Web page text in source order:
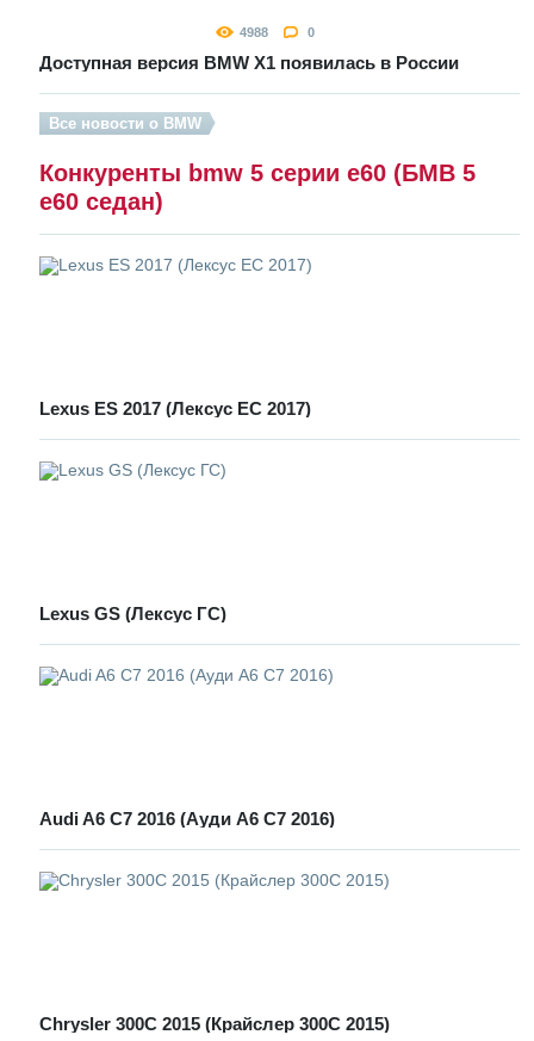
4988 0
Доступная версия BMW X1 появилась в России
Все новости о BMW
Конкуренты bmw 5 серии e60 (БМВ 5
е60 седан)
Lexus ES 2017 (Лексус ЕС 2017)
Lexus GS (Лексус ГС)
Audi A6 C7 2016 (Ауди А6 С7 2016)
Сhrysler 300С 2015 (Крайслер 300С 2015)